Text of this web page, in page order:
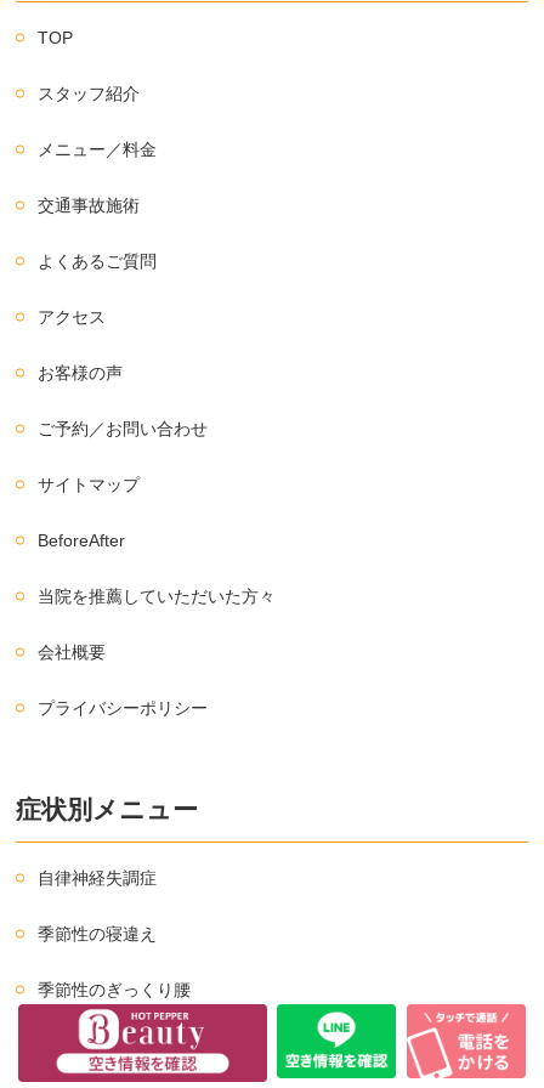
TOP
スタッフ紹介
メニュー／料金
交通事故施術
よくあるご質問
アクセス
お客様の声
ご予約／お問い合わせ
サイトマップ
BeforeAfter
当院を推薦していただいた方々
会社概要
プライバシーポリシー
症状別メニュー
自律神経失調症
季節性の寝違え
季節性のぎっくり腰
スポーツ外傷